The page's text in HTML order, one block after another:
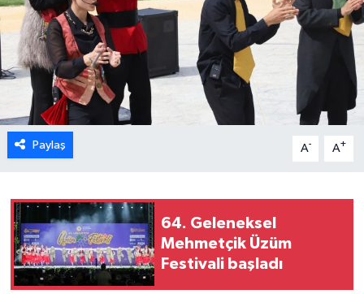
Paylaş A- A+
64. Geleneksel
Mehmetçik Üzüm
Festivali başladı
GİRNE
GÜNDEM
GÜNEY KIBRIS
İÇ HABERLER
LAPTA
LEFKOŞA